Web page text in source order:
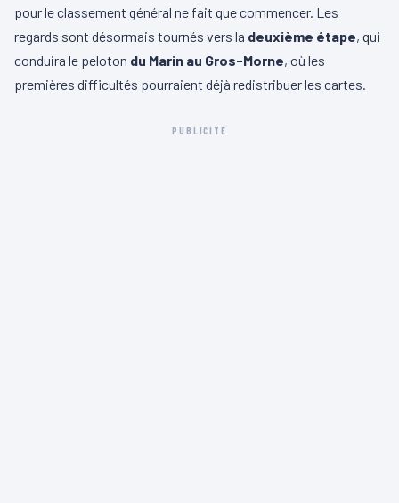
pour le classement général ne fait que commencer. Les
regards sont désormais tournés vers la deuxième étape, qui
conduira le peloton du Marin au Gros-Morne, où les
premières difficultés pourraient déjà redistribuer les cartes.
PUBLICITÉ